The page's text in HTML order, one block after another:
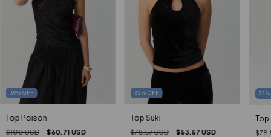
39% OFF
Top Poison
$100 USD $60.71 USD
32 % OFF
Top Suki
$78.57 USD $53.57 USD
32
Top